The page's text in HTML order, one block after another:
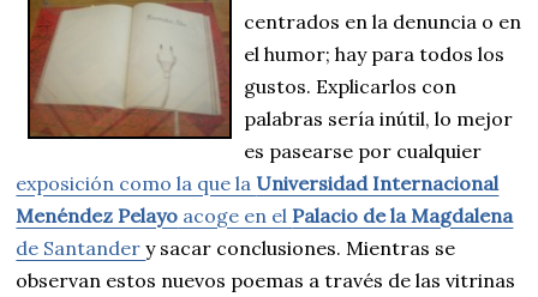
centrados en la denuncia o en
el humor; hay para todos los
gustos. Explicarlos con
palabras sería inútil, lo mejor
es pasearse por cualquier
exposición como la que la Universidad Internacional
Menéndez Pelayo acoge en el Palacio de la Magdalena
de Santandery sacar conclusiones. Mientras se
observan estos nuevos poemas a través de las vitrinas